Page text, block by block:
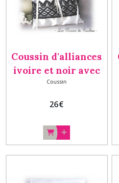
Coussin d'alliances
ivoire et noir avec
dentelle b
Coussin
26€